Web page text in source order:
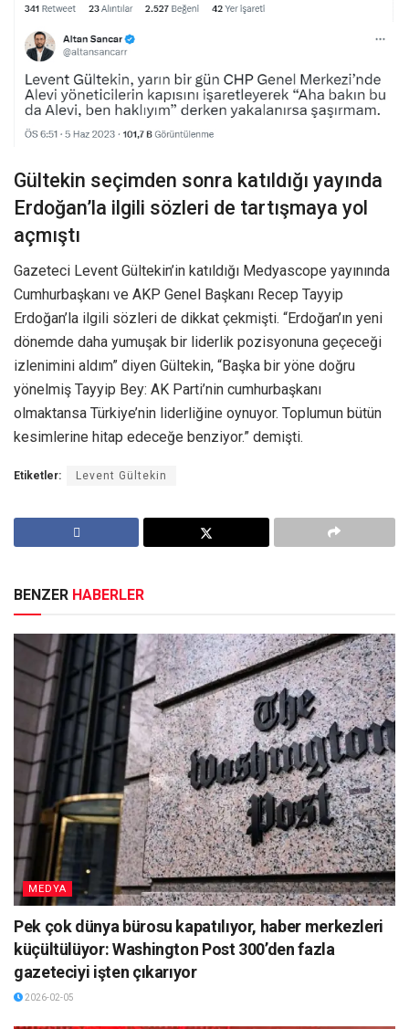
Gültekin seçimden sonra katıldığı yayında
Erdoğan’la ilgili sözleri de tartışmaya yol
açmıştı
Gazeteci Levent Gültekin’in katıldığı Medyascope yayınında
Cumhurbaşkanı ve AKP Genel Başkanı Recep Tayyip
Erdoğan’la ilgili sözleri de dikkat çekmişti. “Erdoğan’ın yeni
dönemde daha yumuşak bir liderlik pozisyonuna geçeceği
izlenimini aldım” diyen Gültekin, “Başka bir yöne doğru
yönelmiş Tayyip Bey: AK Parti’nin cumhurbaşkanı
olmaktansa Türkiye’nin liderliğine oynuyor. Toplumun bütün
kesimlerine hitap edeceğe benziyor.” demişti.
Etiketler: Levent Gültekin
BENZER HABERLER
MEDYA
Pek çok dünya bürosu kapatılıyor, haber merkezleri
küçültülüyor: Washington Post 300’den fazla
gazeteciyi işten çıkarıyor
2026-02-05